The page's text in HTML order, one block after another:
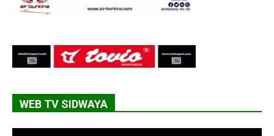
WEB TV SIDWAYA